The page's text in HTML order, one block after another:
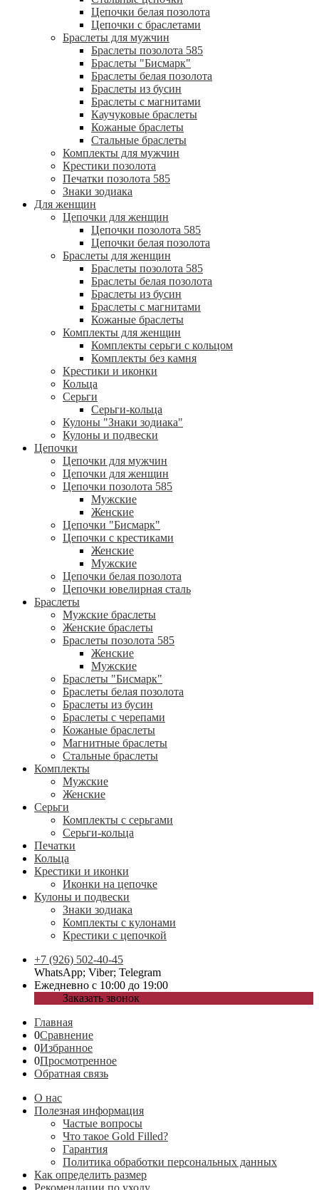
Цепочки белая позолота
Цепочки с браслетами
Браслеты для мужчин
Браслеты позолота 585
Браслеты "Бисмарк"
Браслеты белая позолота
Браслеты из бусин
Браслеты с магнитами
Каучуковые браслеты
Кожаные браслеты
Стальные браслеты
Комплекты для мужчин
Крестики позолота
Печатки позолота 585
Знаки зодиака
Для женщин
Цепочки для женщин
Цепочки позолота 585
Цепочки белая позолота
Браслеты для женщин
Браслеты позолота 585
Браслеты белая позолота
Браслеты из бусин
Браслеты с магнитами
Кожаные браслеты
Комплекты для женщин
Комплекты серьги с кольцом
Комплекты без камня
Крестики и иконки
Кольца
Серьги
Серьги-кольца
Кулоны "Знаки зодиака"
Кулоны и подвески
Цепочки
Цепочки для мужчин
Цепочки для женщин
Цепочки позолота 585
Мужские
Женские
Цепочки "Бисмарк"
Цепочки с крестиками
Женские
Мужские
Цепочки белая позолота
Цепочки ювелирная сталь
Браслеты
Мужские браслеты
Женские браслеты
Браслеты позолота 585
Женские
Мужские
Браслеты "Бисмарк"
Браслеты белая позолота
Браслеты из бусин
Браслеты с черепами
Кожаные браслеты
Магнитные браслеты
Стальные браслеты
Комплекты
Мужские
Женские
Серьги
Комплекты с серьгами
Серьги-кольца
Печатки
Кольца
Крестики и иконки
Иконки на цепочке
Кулоны и подвески
Знаки зодиака
Комплекты с кулонами
Крестики с цепочкой
+7 (926) 502-40-45
WhatsApp; Viber; Telegram
Ежедневно с 10:00 до 19:00
Заказать звонок
Главная
0Сравнение
0Избранное
0Просмотренное
Обратная связь
О нас
Полезная информация
Частые вопросы
Что такое Gold Filled?
Гарантия
Политика обработки персональных данных
Как определить размер
Рекомендации по уходу